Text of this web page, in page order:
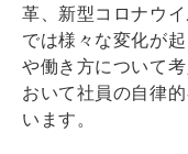
革、新型コロナウ
では様々な変化が
や働き方について
おいて社員の自律
います。